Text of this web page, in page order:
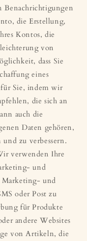
Benachrichtigungen
die Erstellung,
Kontos, die
von
dass Sie
eines
Sie, indem wir
die sich an
auch die
Daten gehören,
und zu verbessern.
verwenden Ihre
und
Marketing- und
oder Post zu
für Produkte
andere Websites
von Artikeln, die